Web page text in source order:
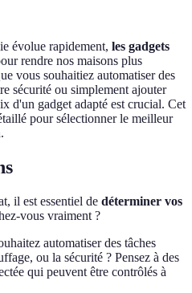
évolue rapidement, les gadgets
rendre nos maisons plus
vous souhaitiez automatiser des
sécurité ou simplement ajouter
d'un gadget adapté est crucial. Cet
pour sélectionner le meilleur
il est essentiel de déterminer vos
vous vraiment ?
automatiser des tâches
ou la sécurité ? Pensez à des
qui peuvent être contrôlés à